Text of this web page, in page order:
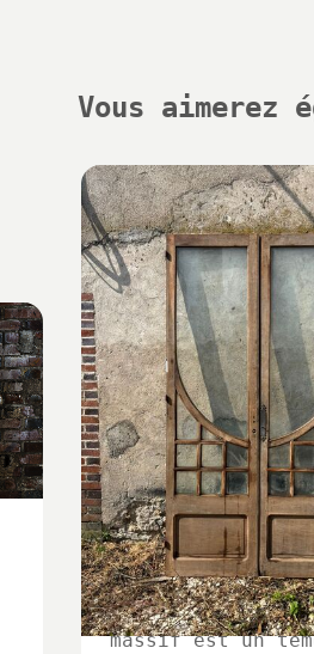
Vous aimerez
Double porte en
massif est un